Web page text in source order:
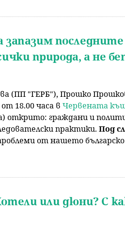
запазим
природа, а не
(ПП "ГЕРБ"), Прошко
18.00 часа в Червената
открито: граждани и
практики. Под
от нашето
или дюни? С